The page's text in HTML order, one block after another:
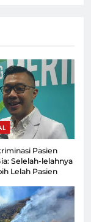
Pasien
Selelah-lelahnya
Lelah Pasien